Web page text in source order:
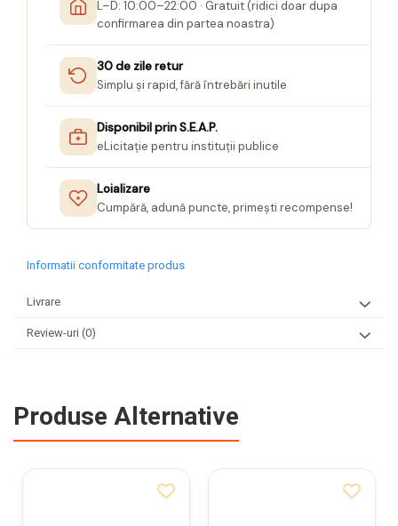
L–D: 10:00–22:00 · Gratuit (ridici doar dupa
confirmarea din partea noastra)
30 de zile retur
Simplu și rapid, fără întrebări inutile
Disponibil prin S.E.A.P.
eLicitație pentru instituții publice
Loializare
Cumpără, adună puncte, primești recompense!
Informatii conformitate produs
Livrare
Review-uri (0)
Produse Alternative